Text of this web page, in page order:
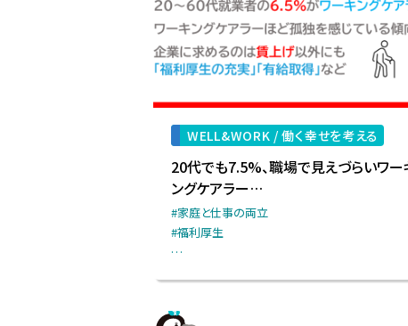
WELL&WORK /働く幸せを考える
20代でも7.5%、職場で見えづらいワー
ングケアラー…
#家庭と仕事の両立
#福利厚生
…